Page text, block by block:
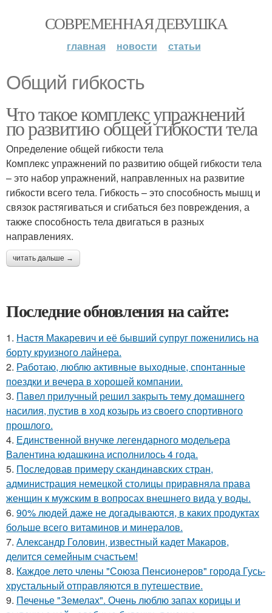
СОВРЕМЕННАЯ ДЕВУШКА
главная новости статьи
Общий гибкость
Что такое комплекс упражнений
по развитию общей гибкости тела
Определение общей гибкости тела
Комплекс упражнений по развитию общей гибкости тела
– это набор упражнений, направленных на развитие
гибкости всего тела. Гибкость – это способность мышц и
связок растягиваться и сгибаться без повреждения, а
также способность тела двигаться в разных
направлениях.
читать дальше →
Последние обновления на сайте:
1. Настя Макаревич и её бывший супруг поженились на
борту круизного лайнера.
2. Работаю, люблю активные выходные, спонтанные
поездки и вечера в хорошей компании.
3. Павел прилучный решил закрыть тему домашнего
насилия, пустив в ход козырь из своего спортивного
прошлого.
4. Единственной внучке легендарного модельера
Валентина юдашкина исполнилось 4 года.
5. Последовав примеру скандинавских стран,
администрация немецкой столицы приравняла права
женщин к мужским в вопросах внешнего вида у воды.
6. 90% людей даже не догадываются, в каких продуктах
больше всего витаминов и минералов.
7. Александр Головин, известный кадет Макаров,
делится семейным счастьем!
8. Каждое лето члены "Союза Пенсионеров" города Гусь-
хрустальный отправляются в путешествие.
9. Печенье "Земелах". Очень люблю запах корицы и